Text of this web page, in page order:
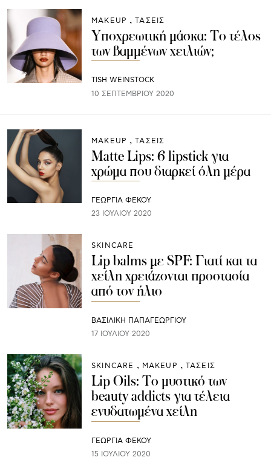
ΜAKEUP ΤΑΣΕΙΣ
Υποχρεωτική μάσκα: Το τέλος
των βαμμένων χειλιών;
TISH WEINSTOCK
10 ΣΕΠΤΕΜΒΡΊΟΥ 2020
ΜAKEUP ΤΑΣΕΙΣ
Matte Lips: 6 lipstick για
χρώμα που διαρκεί όλη μέρα
ΓΕΩΡΓΙΑ ΦΕΚΟΥ
23 ΙΟΥΛΊΟΥ 2020
SKINCARE
Lip balms με SPF: Γιατί και τα
χείλη χρειάζονται προστασία
από τον ήλιο
ΒΑΣΙΛΙΚΗ ΠΑΠΑΓΕΩΡΓΙΟΥ
17 ΙΟΥΛΊΟΥ 2020
SKINCARE ΜAKEUP ΤΑΣΕΙΣ
Lip Oils: Το μυστικό των
beauty addicts για τέλεια
ενυδατωμένα χείλη
ΓΕΩΡΓΙΑ ΦΕΚΟΥ
15 ΙΟΥΛΊΟΥ 2020